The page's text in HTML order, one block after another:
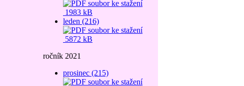
1983 kB
leden (216)
5872 kB
ročník 2021
prosinec (215)